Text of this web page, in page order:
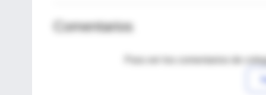
Comentarios
Para ver los comentarios de